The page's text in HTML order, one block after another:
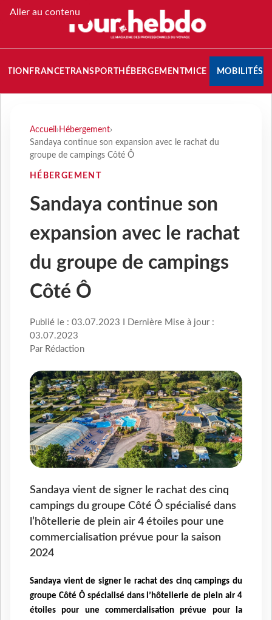
Aller au contenu
FRANCETRANSPORT HÉBERGEMENTMICE MOBILITÉS
Accueil › Hébergement›
Sandaya continue son expansion avec le rachat du
groupe de campings Côté Ô
HÉBERGEMENT
Sandaya continue son
expansion avec le rachat
du groupe de campings
Côté Ô
Publié le : 03.07.2023 I Dernière Mise à jour :
03.07.2023
Par Rédaction
Sandaya vient de signer le rachat des cinq
campings du groupe Côté Ô spécialisé dans
l’hôtellerie de plein air 4 étoiles pour une
commercialisation prévue pour la saison
2024
Sandaya vient de signer le rachat des cinq campings du
groupe Côté Ô spécialisé dans l’hôtellerie de plein air 4
étoiles pour une commercialisation prévue pour la